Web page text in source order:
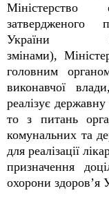
затвердженого
України
змінами),
головним
виконавчої
реалізує
то з питань
комунальних та
для реалізації
призначення
охорони здоров’я